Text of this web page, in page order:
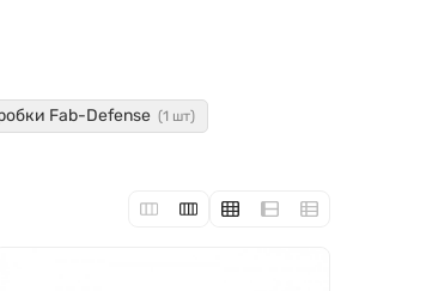
Fab-Defense (1 шт)